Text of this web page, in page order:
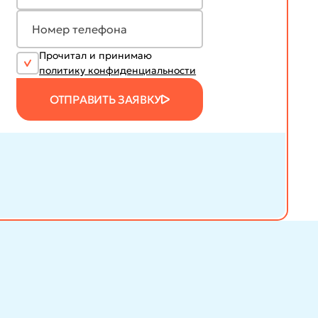
Прочитал и принимаю
политику конфиденциальности
ОТПРАВИТЬ ЗАЯВКУ